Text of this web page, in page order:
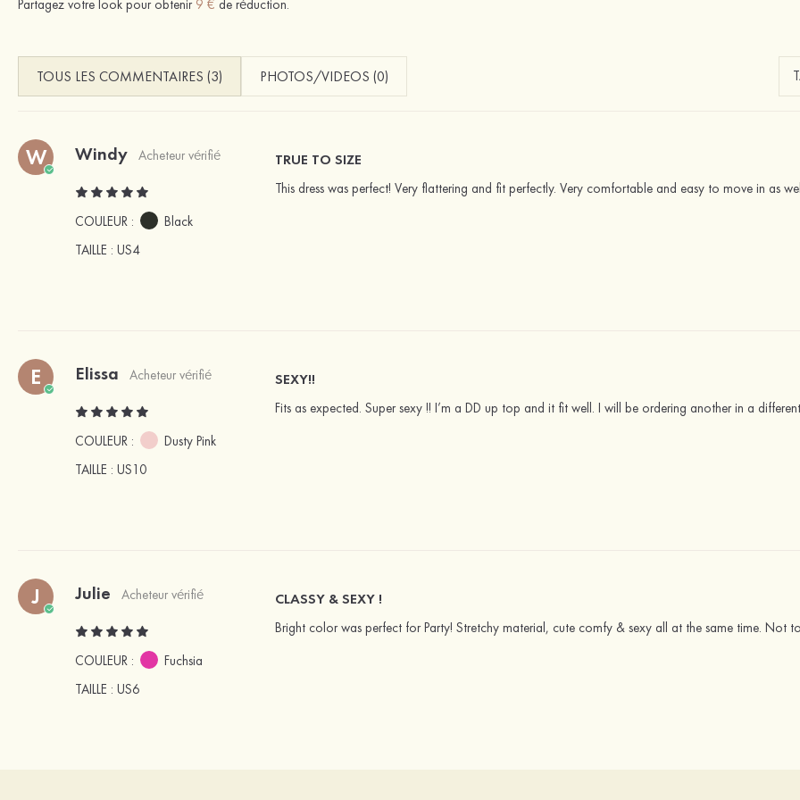
Partagez votre look pour obtenir 9 € de réduction.
TOUS LES COMMENTAIRES (3) PHOTOS/VIDEOS (0)
W Windy Acheteur vérifié
COULEUR :
Black
TAILLE : US4
TRUE TO SIZE
This dress was perfect! Very flattering and fit perfectly. Very comfortable and easy to move in as
E Elissa Acheteur vérifié
COULEUR :
Dusty Pink
TAILLE : US10
SEXY!!
Fits as expected. Super sexy !! I’m a DD up top and it fit well. I will be ordering another in a
J Julie Acheteur vérifié
COULEUR :
Fuchsia
TAILLE : US6
CLASSY & SEXY !
Bright color was perfect for Party! Stretchy material, cute comfy & sexy all at the same time. Not